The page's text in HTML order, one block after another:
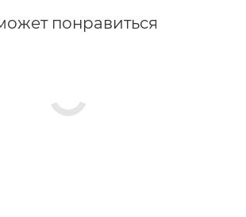
понравиться